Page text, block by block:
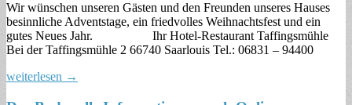
Wir wünschen unseren Gästen und den Freunden unseres Hauses
besinnliche Adventstage, ein friedvolles Weihnachtsfest und ein
gutes Neues Jahr. Ihr Hotel-Restaurant Taffingsmühle
Bei der Taffingsmühle 2 66740 Saarlouis Tel.: 06831 – 94400
weiterlesen →